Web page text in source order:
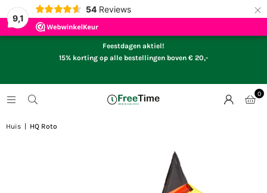
9,1
54 Reviews ×
Feestdagen aktiel!
15% korting op alle bestellingen boven € 20,-
0
Huis HQ Roto